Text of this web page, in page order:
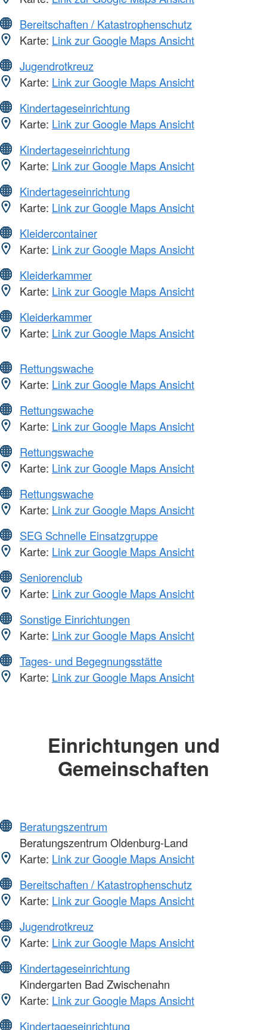
Bereitschaften / Katastrophenschutz
Karte: Link zur Google Maps Ansicht
Jugendrotkreuz
Karte: Link zur Google Maps Ansicht
Kindertageseinrichtung
Karte: Link zur Google Maps Ansicht
Kindertageseinrichtung
Karte: Link zur Google Maps Ansicht
Kindertageseinrichtung
Karte: Link zur Google Maps Ansicht
Kleidercontainer
Karte: Link zur Google Maps Ansicht
Kleiderkammer
Karte: Link zur Google Maps Ansicht
Kleiderkammer
Karte: Link zur Google Maps Ansicht
Rettungswache
Karte: Link zur Google Maps Ansicht
Rettungswache
Karte: Link zur Google Maps Ansicht
Rettungswache
Karte: Link zur Google Maps Ansicht
Rettungswache
Karte: Link zur Google Maps Ansicht
SEG Schnelle Einsatzgruppe
Karte: Link zur Google Maps Ansicht
Seniorenclub
Karte: Link zur Google Maps Ansicht
Sonstige Einrichtungen
Karte: Link zur Google Maps Ansicht
Tages- und Begegnungsstätte
Karte: Link zur Google Maps Ansicht
Einrichtungen und
Gemeinschaften
Beratungszentrum
Beratungszentrum Oldenburg-Land
Karte: Link zur Google Maps Ansicht
Bereitschaften / Katastrophenschutz
Karte: Link zur Google Maps Ansicht
Jugendrotkreuz
Karte: Link zur Google Maps Ansicht
Kindertageseinrichtung
Kindergarten Bad Zwischenahn
Karte: Link zur Google Maps Ansicht
Kindertageseinrichtung